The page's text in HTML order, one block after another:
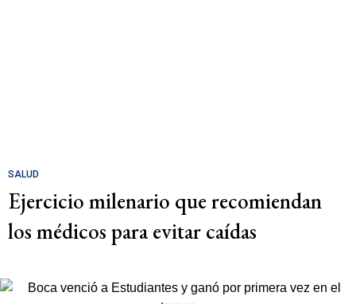
SALUD
Ejercicio milenario que recomiendan
los médicos para evitar caídas